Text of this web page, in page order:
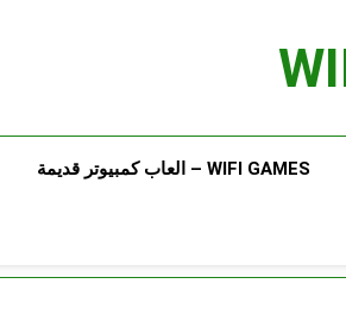
WIFI GAMES​ – العاب كمبيوتر قديمة​